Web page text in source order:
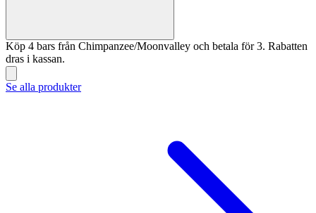
Köp 4 bars från Chimpanzee/Moonvalley och betala för 3. Rabatten
dras i kassan.
Se alla produkter